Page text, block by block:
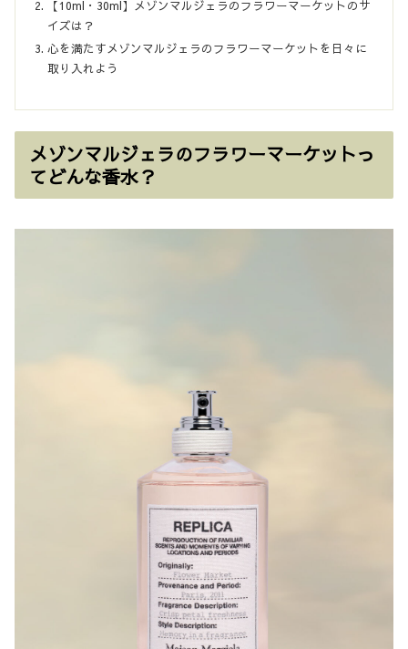
【10ml・30ml】メゾンマルジェラのフラワーマーケットのサ
イズは？
心を満たすメゾンマルジェラのフラワーマーケットを日々に
取り入れよう
メゾンマルジェラのフラワーマーケットっ
てどんな香水？